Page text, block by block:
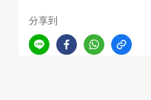
分享到